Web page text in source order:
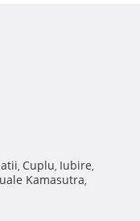
, Cuplu, Iubire,
Kamasutra,